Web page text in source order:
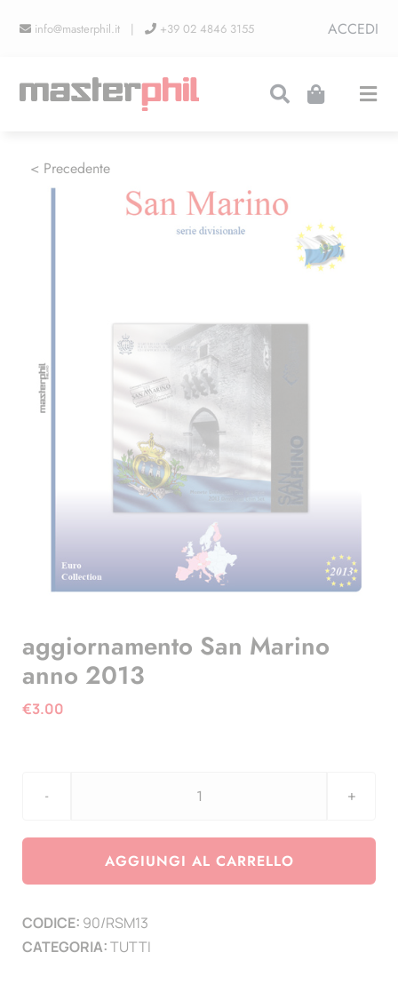
info@masterphil.it | +39 02 4846 3155 ACCEDI
LINEA COLLEZIONISMO
CONTATTI
< Precedente
aggiornamento San Marino
anno 2013
€3.00
aggiornamento
Marino
AGGIUNGI AL CARRELLO
CODICE: 90/RSM13
CATEGORIA:TUTTI